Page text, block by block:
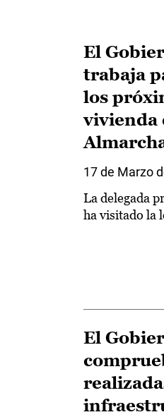
El
trabaja
los
vivienda
17 de Marzo
La delegada
ha visitado la
El